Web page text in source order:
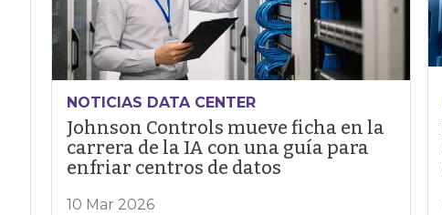
NOTICIAS DATA CENTER
Johnson Controls mueve ficha en la
carrera de la IA con una guía para
enfriar centros de datos
10 Mar 2026